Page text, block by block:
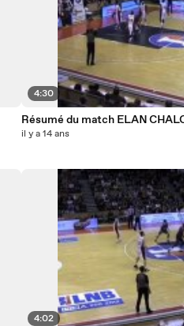
4:30
Résumé du match ELAN
il y a 14 ans
4:02